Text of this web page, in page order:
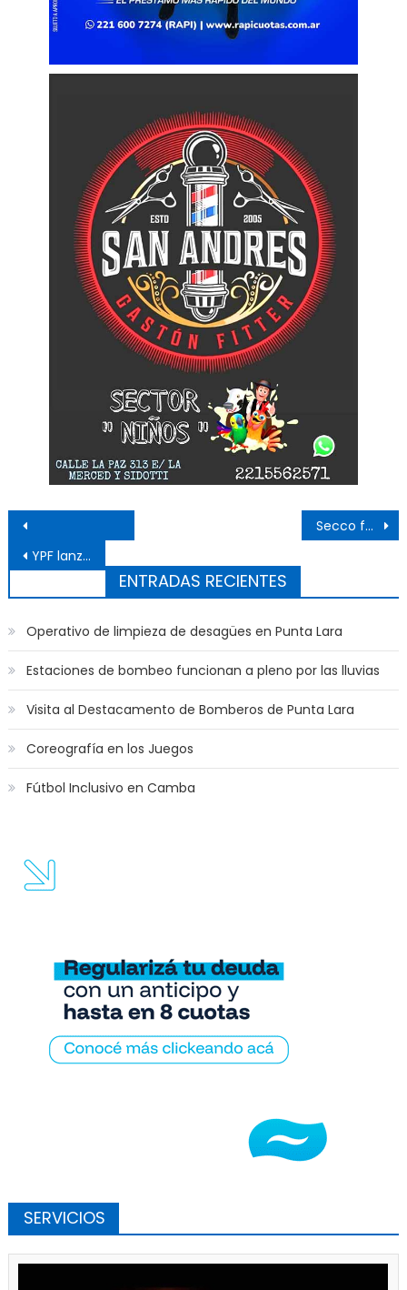
Navegación de entradas
YPF lanza su app como billetera digital y medio de pago
Secco fue operado del hombro y se recupera favorablemente
ENTRADAS RECIENTES
Operativo de limpieza de desagües en Punta Lara
Estaciones de bombeo funcionan a pleno por las lluvias
Visita al Destacamento de Bomberos de Punta Lara
Coreografía en los Juegos
Fútbol Inclusivo en Camba
SERVICIOS